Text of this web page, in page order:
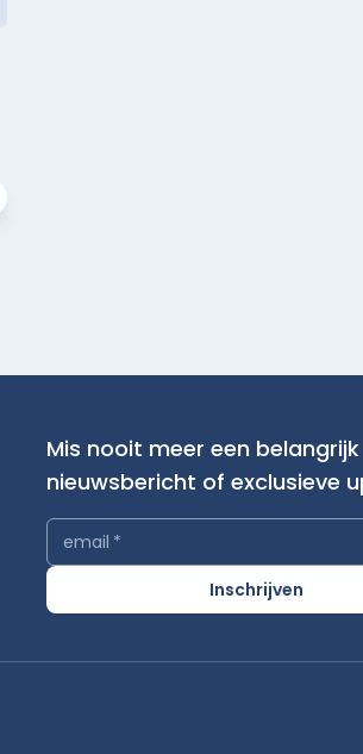
Mis nooit meer een belangrijk
nieuwsbericht of exclusieve
email *
Inschrijven